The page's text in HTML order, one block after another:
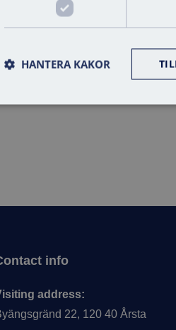
info
address:
22, 120 40 Årsta
HANTERA KAKOR